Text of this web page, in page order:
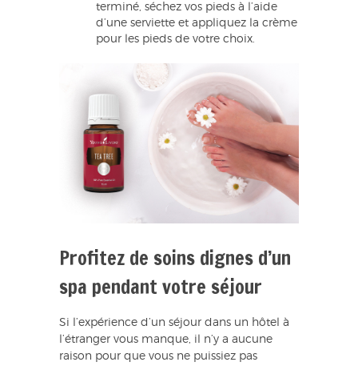
terminé, séchez vos pieds à l’aide
d’une serviette et appliquez la crème
pour les pieds de votre choix.
Profitez de soins dignes d’un
spa pendant votre séjour
Si l’expérience d’un séjour dans un hôtel à
l’étranger vous manque, il n’y a aucune
raison pour que vous ne puissiez pas